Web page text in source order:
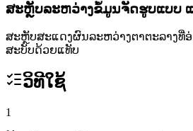
ສະຫຼັບລະຫວ່າງຂໍ້ມູນຈັດຮູບແບບ
ສະຫຼັບສະແດງຜົນລະຫວ່າງຕາຕະລາງທີ່
ສະບັບດ້ວຍແທັບ
ວິທີໃຊ້
1